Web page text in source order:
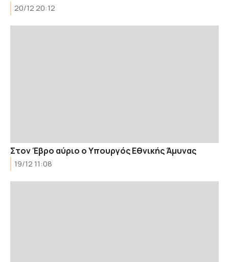
20/12 20:12
Στον Έβρο αύριο ο Υπουργός Εθνικής Άμυνας
19/12 11:08